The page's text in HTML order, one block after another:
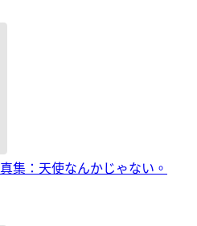
集：天使なんかじゃない。